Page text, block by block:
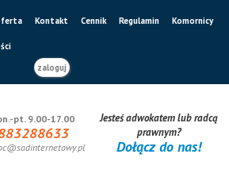
Kontakt Cennik Regulamin Komornicy
zaloguj
pt. 9.00-17.00
Jesteś adwokatem lub radcą
prawnym?
Dołącz do nas!